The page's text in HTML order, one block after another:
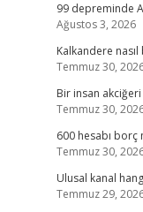
99 depreminde
Ağustos 3, 2026
Kalkandere nasıl
Temmuz 30,
Bir insan
Temmuz 30,
600 hesabı borç
Temmuz 30,
Ulusal kanal
Temmuz 29,